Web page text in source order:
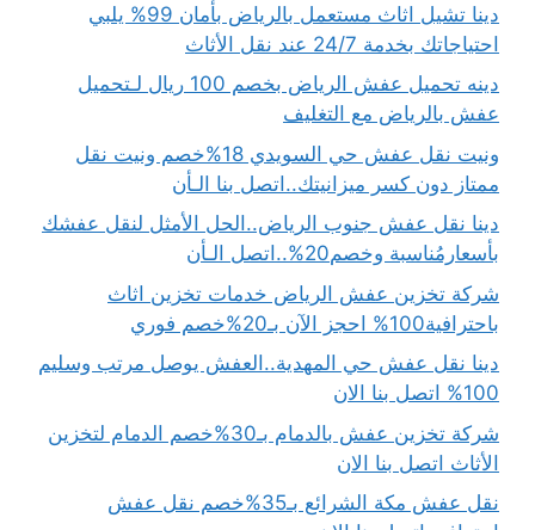
دينا تشيل اثاث مستعمل بالرياض بأمان 99% يلبي
احتياجاتك بخدمة 24/7 عند نقل الأثاث
دينه تحميل عفش الرياض بخصم 100 ريال لـتحميل
عفش بالرياض مع التغليف
ونيت نقل عفش حي السويدي 18%خصم ونيت نقل
ممتاز دون كسر ميزانيتك..اتصل بنا الـأن
دينا نقل عفش جنوب الرياض..الحل الأمثل لنقل عفشك
بأسعارمُناسبة وخصم20%..اتصل الـأن
شركة تخزين عفش الرياض خدمات تخزين اثاث
باحترافية100% احجز الآن بـ20%خصم فوري
دينا نقل عفش حي المهدية..العفش يوصل مرتب وسليم
100% اتصل بنا الان
شركة تخزين عفش بالدمام بـ30%خصم الدمام لتخزين
الأثاث اتصل بنا الان
نقل عفش مكة الشرائع بـ35%خصم نقل عفش